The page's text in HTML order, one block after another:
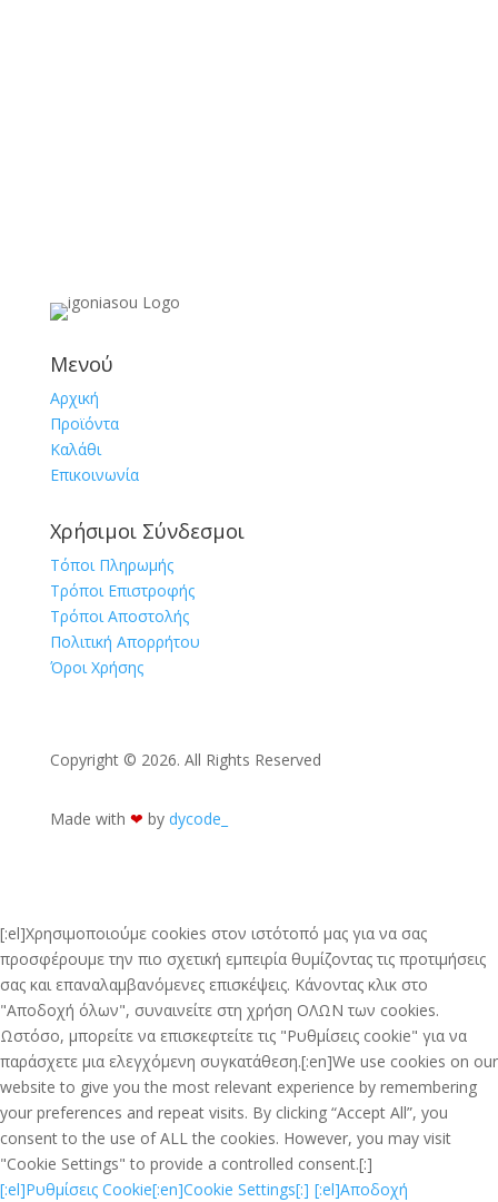
Μενού
Αρχική
Προϊόντα
Καλάθι
Επικοινωνία
Χρήσιμοι Σύνδεσμοι
Τόποι Πληρωμής
Τρόποι Επιστροφής
Τρόποι Αποστολής
Πολιτική Απορρήτου
Όροι Χρήσης
Copyright © 2026. All Rights Reserved
Made with ❤︎ by dycode_
[:el]Χρησιμοποιούμε cookies στον ιστότοπό μας για να σας
προσφέρουμε την πιο σχετική εμπειρία θυμίζοντας τις προτιμήσεις
σας και επαναλαμβανόμενες επισκέψεις. Κάνοντας κλικ στο
"Αποδοχή όλων", συναινείτε στη χρήση ΟΛΩΝ των cookies.
Ωστόσο, μπορείτε να επισκεφτείτε τις "Ρυθμίσεις cookie" για να
παράσχετε μια ελεγχόμενη συγκατάθεση.[:en]We use cookies on our
website to give you the most relevant experience by remembering
your preferences and repeat visits. By clicking “Accept All”, you
consent to the use of ALL the cookies. However, you may visit
"Cookie Settings" to provide a controlled consent.[:]
[:el]Ρυθμίσεις Cookie[:en]Cookie Settings[:] [:el]Αποδοχή